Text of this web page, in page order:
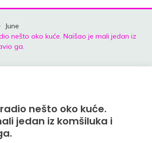
June
nešto oko kuće. Naišao je mali jedan iz
ga.
nešto oko kuće.
jedan iz komšiluka i